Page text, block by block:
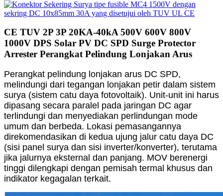
CE TUV 2P 3P 20KA-40kA 500V 600V 800V
1000V DPS Solar PV DC SPD Surge Protector
Arrester Perangkat Pelindung Lonjakan Arus
Perangkat pelindung lonjakan arus DC SPD,
melindungi dari tegangan lonjakan petir dalam sistem
surya (sistem catu daya fotovoltaik). Unit-unit ini harus
dipasang secara paralel pada jaringan DC agar
terlindungi dan menyediakan perlindungan mode
umum dan berbeda. Lokasi pemasangannya
direkomendasikan di kedua ujung jalur catu daya DC
(sisi panel surya dan sisi inverter/konverter), terutama
jika jalurnya eksternal dan panjang. MOV berenergi
tinggi dilengkapi dengan pemisah termal khusus dan
indikator kegagalan terkait.